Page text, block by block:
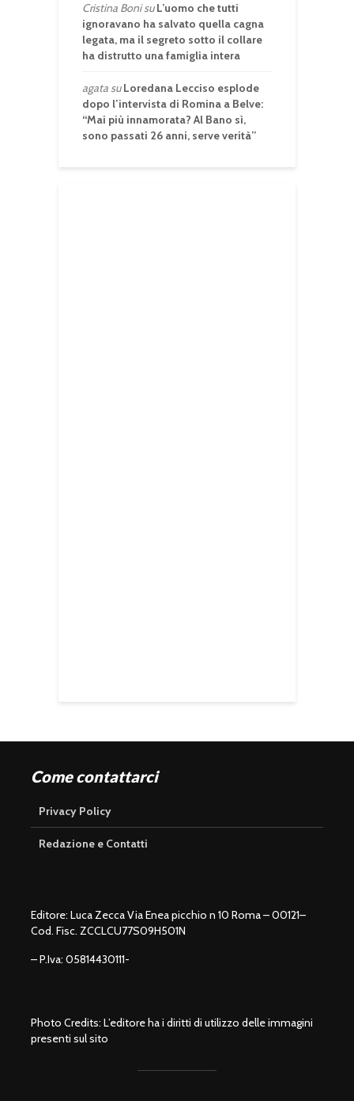
Cristina BonisuL’uomo che tutti
ignoravano ha salvato quella cagna
legata, ma il segreto sotto il collare
ha distrutto una famiglia intera
agatasuLoredana Lecciso esplode
dopo l’intervista di Romina a Belve:
“Mai più innamorata? Al Bano sì,
sono passati 26 anni, serve verità”
Come contattarci
Privacy Policy
Redazione e Contatti
Editore: Luca Zecca Via Enea picchio n 10 Roma – 00121–
Cod. Fisc. ZCCLCU77S09H501N
– P.Iva: 05814430111-
Photo Credits: L’editore ha i diritti di utilizzo delle immagini
presenti sul sito